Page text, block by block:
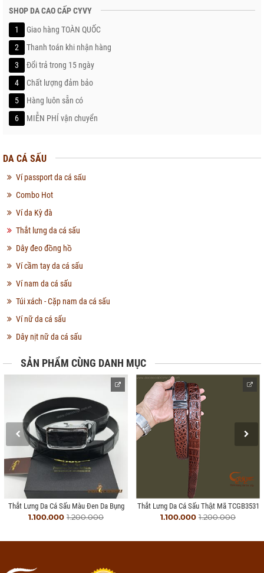
SHOP DA CAO CẤP CYVY
1
Giao hàng TOÀN QUỐC
2
Thanh toán khi nhận hàng
3
Đổi trả trong 15 ngày
4
Chất lượng đảm bảo
5
Hàng luôn sẵn có
6
MIỄN PHÍ vận chuyển
DA CÁ SẤU
Ví passport da cá sấu
Combo Hot
Ví da Kỳ đà
Thắt lưng da cá sấu
Dây đeo đồng hồ
Ví cầm tay da cá sấu
Ví nam da cá sấu
Túi xách - Cặp nam da cá sấu
Ví nữ da cá sấu
Dây nịt nữ da cá sấu
SẢN PHẨM CÙNG DANH MỤC
Thắt Lưng Da Cá Sấu Màu Đen Da Bụng
1.100.000 1.200.000
Thắt Lưng Da Cá Sấu Thật Mã TCGB3531
1.100.000 1.200.000